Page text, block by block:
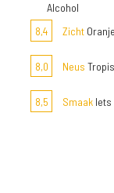
Alcohol
8,4
Zicht
8,0 Neus
8,5 Smaak